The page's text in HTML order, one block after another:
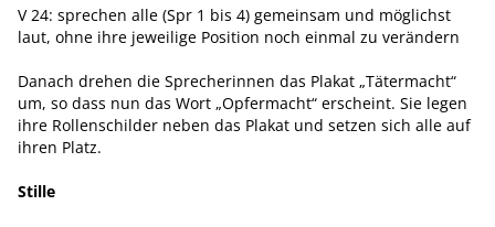
V 24: sprechen alle (Spr 1 bis 4) gemeinsam und möglichst
laut, ohne ihre jeweilige Position noch einmal zu verändern
Danach drehen die Sprecherinnen das Plakat „Tätermacht“
um, so dass nun das Wort „Opfermacht“ erscheint. Sie legen
ihre Rollenschilder neben das Plakat und setzen sich alle auf
ihren Platz.
Stille